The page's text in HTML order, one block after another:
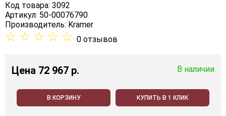
Код товара: 3092
Артикул: 50-00076790
Производитель: Kramer
☆ ☆ ☆ ☆ ☆ 0 отзывов
Цена 72 967 p. В наличии
В КОРЗИНУ КУПИТЬ В 1 КЛИК